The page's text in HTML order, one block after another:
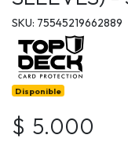
SKU: 75545219662889
Disponible
$ 5.000